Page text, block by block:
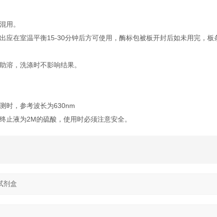
用。
应在室温平衡15-30分钟后方可使用，酶标包被板开封后如未用完，板
溶，洗涤时不影响结果。
时，参考波长为630nm
液为2M的硫酸，使用时必须注意安全。